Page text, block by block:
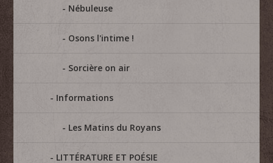
Nébuleuse
Osons l'intime !
Sorcière on air
Informations
Les Matins du Royans
LITTÉRATURE ET POÉSIE